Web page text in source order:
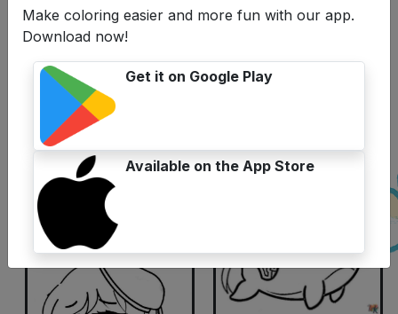
Make coloring easier and more fun with our app.
Download now!
Get it on Google Play
Available on the App Store